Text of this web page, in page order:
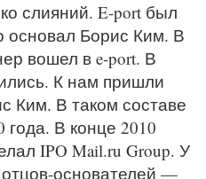
слияний. E-port был
основал Борис Ким. В
вошел в e-port. В
К нам пришли
Ким. В таком составе
В конце 2010
IPO Mail.ru Group. У
основателей —